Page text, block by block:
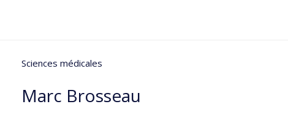
Sciences médicales
Marc Brosseau